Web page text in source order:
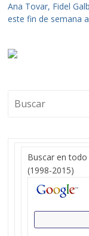
Ana Tovar, Fidel
este fin de semana
Buscar en
(1998-2015)